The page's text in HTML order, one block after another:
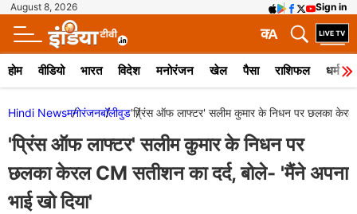
August 8, 2026 Sign in
A
क
होम वीडियो भारत विदेश मनोरंजन खेल पैसा राशिफल धर्म
Hindi Newsमनोरंजनबॉलीवुड'प्रिंस ऑफ लाफ्टर' सलीम कुमार के निधन पर छलका केरल
'प्रिंस ऑफ लाफ्टर' सलीम कुमार के निधन पर
छलका केरल CM सतीशन का दर्द, बोले- 'मैंने अपना
भाई खो दिया'